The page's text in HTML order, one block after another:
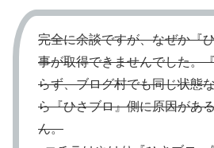
完全に余談ですが、なぜか『
事が取得できませんでした。
らず、ブログ村でも同じ状態
ら『ひさブロ』側に原因があ
ん。